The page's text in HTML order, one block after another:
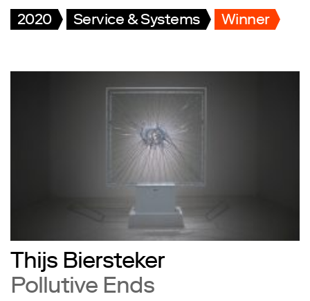
2020 Service & Systems Winner
Thijs Biersteker
Pollutive Ends